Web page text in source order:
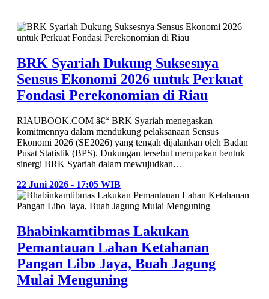
BRK Syariah Dukung Suksesnya
Sensus Ekonomi 2026 untuk Perkuat
Fondasi Perekonomian di Riau
RIAUBOOK.COM â€“ BRK Syariah menegaskan
komitmennya dalam mendukung pelaksanaan Sensus
Ekonomi 2026 (SE2026) yang tengah dijalankan oleh Badan
Pusat Statistik (BPS). Dukungan tersebut merupakan bentuk
sinergi BRK Syariah dalam mewujudkan…
22 Juni 2026 - 17:05 WIB
Bhabinkamtibmas Lakukan
Pemantauan Lahan Ketahanan
Pangan Libo Jaya, Buah Jagung
Mulai Menguning